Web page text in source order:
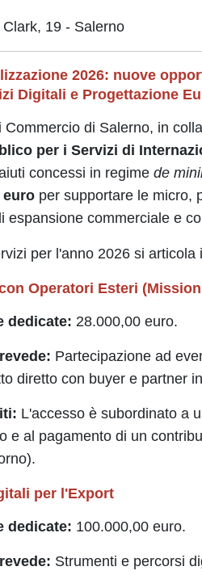
19 - Salerno
2026: nuove
Digitali e Progettazione
Commercio di Salerno, in
per i Servizi di
concessi in regime de
euro per supportare le micro,
espansione commerciale e
per l'anno 2026 si
Operatori Esteri
dedicate: 28.000,00 euro.
Partecipazione ad
diretto con buyer e partner
L'accesso è subordinato a
e al pagamento di un
per l'Export
dedicate: 100.000,00 euro.
Strumenti e percorsi